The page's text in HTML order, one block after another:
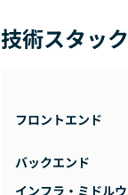
技術スタック
フロントエンド
バックエンド
インフラ・ミドル